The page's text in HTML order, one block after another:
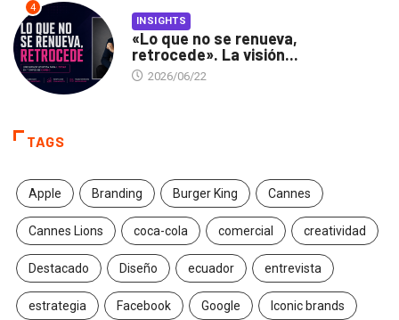
4
INSIGHTS
«Lo que no se renueva,
retrocede». La visión...
2026/06/22
TAGS
Apple Branding Burger King Cannes
Cannes Lions coca-cola comercial creatividad
Destacado Diseño ecuador entrevista
estrategia Facebook Google Iconic brands